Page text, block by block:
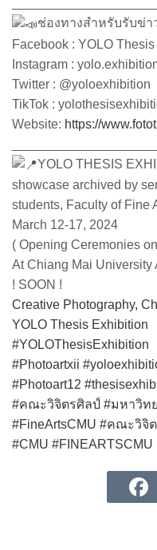
ช่องทางสำหรับรับข่
Facebook : YOLO
Instagram :
Twitter : @yoloexhibition
TikTok :
Website: https://
YOLO THESIS
showcase archived by
students, Faculty of Fine
March 12-17, 2024
( Opening Ceremonies
At Chiang Mai University
! SOON !
Creative Photography,
YOLO Thesis Exhibition
#YOLOThesisExhibition
#Photoartxii
#Photoart12
#คณะวิจิตรศิลป์ #มหาวิท
#FineArtsCMU #คณะวิจิ
#CMU #FINEARTSCMU